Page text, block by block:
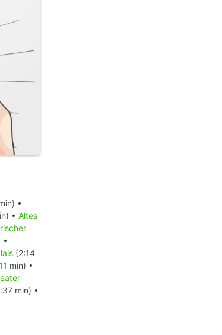
•
• Altes
•
(2:14
min) •
min) •